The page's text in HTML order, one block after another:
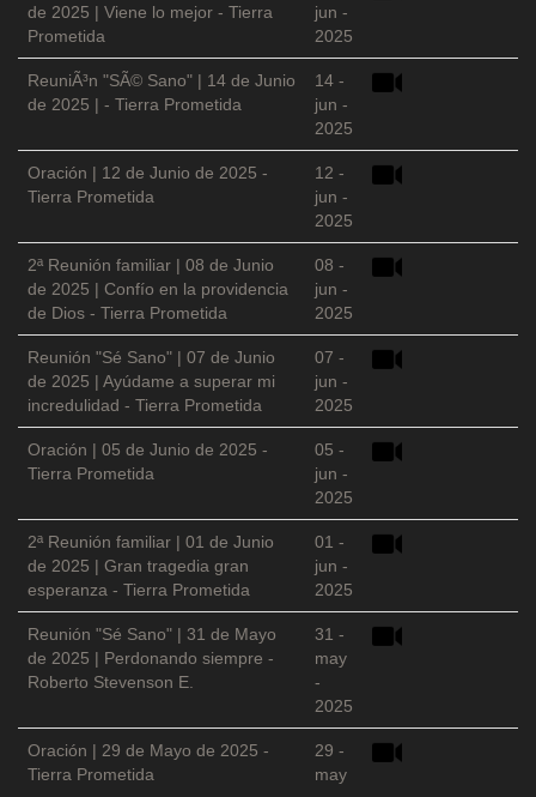
de 2025 | Viene lo mejor - Tierra
Prometida
jun -
2025
ReuniÃ³n "SÃ© Sano" | 14 de Junio
de 2025 | - Tierra Prometida
14 -
jun -
2025
Oración | 12 de Junio de 2025 -
Tierra Prometida
12 -
jun -
2025
2ª Reunión familiar | 08 de Junio
de 2025 | Confío en la providencia
de Dios - Tierra Prometida
08 -
jun -
2025
Reunión "Sé Sano" | 07 de Junio
de 2025 | Ayúdame a superar mi
incredulidad - Tierra Prometida
07 -
jun -
2025
Oración | 05 de Junio de 2025 -
Tierra Prometida
05 -
jun -
2025
2ª Reunión familiar | 01 de Junio
de 2025 | Gran tragedia gran
esperanza - Tierra Prometida
01 -
jun -
2025
Reunión "Sé Sano" | 31 de Mayo
de 2025 | Perdonando siempre -
Roberto Stevenson E.
31 -
may
-
2025
Oración | 29 de Mayo de 2025 -
Tierra Prometida
29 -
may